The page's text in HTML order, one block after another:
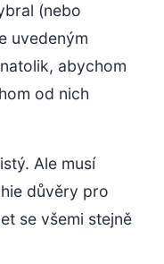
(nebo
uvedeným
abychom
od nich
Ale musí
důvěry pro
se všemi stejně